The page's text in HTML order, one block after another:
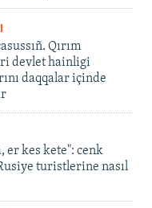
Qırım
devlet hainligi
daqqalar içinde
er kes kete": cenk
turistlerine nasıl